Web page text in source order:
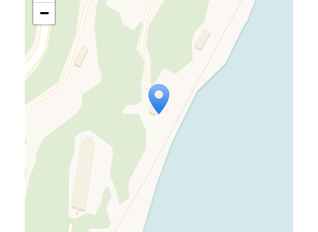
Travelers' Map is loading...
If you see this after your
page is loaded completely,
leafletJS files are missing.
−